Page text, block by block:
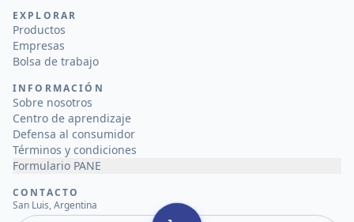
EXPLORAR
Productos
Empresas
Bolsa de trabajo
INFORMACIÓN
Sobre nosotros
Centro de aprendizaje
Defensa al consumidor
Términos y condiciones
Formulario PANE
CONTACTO
San Luis, Argentina